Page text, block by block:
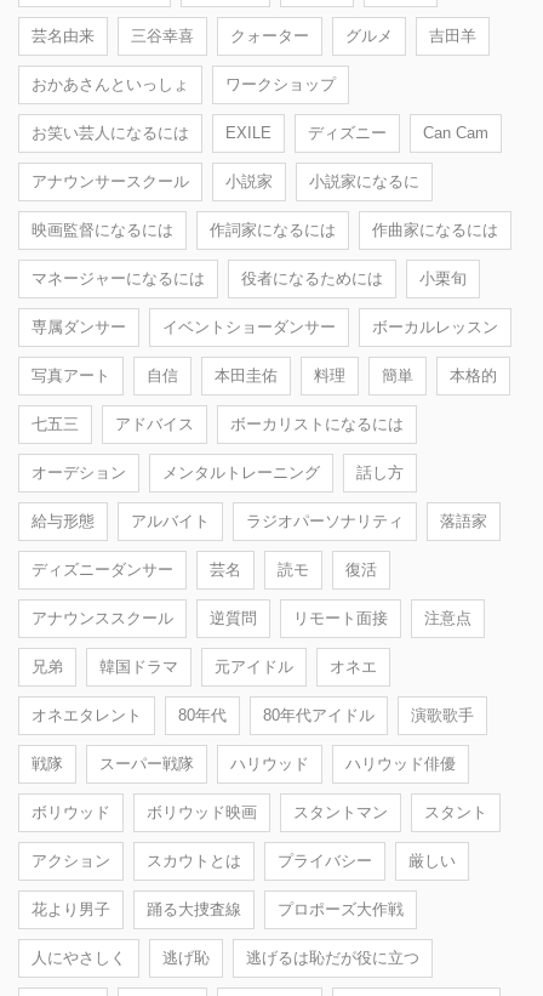
芸名由来 三谷幸喜 クォーター グルメ 吉田羊
おかあさんといっしょ ワークショップ
お笑い芸人になるには EXILE ディズニー Can Cam
アナウンサースクール 小説家 小説家になるに
映画監督になるには 作詞家になるには 作曲家になるには
マネージャーになるには 役者になるためには 小栗旬
専属ダンサー イベントショーダンサー ボーカルレッスン
写真アート 自信 本田圭佑 料理 簡単 本格的
七五三 アドバイス ボーカリストになるには
オーデション メンタルトレーニング 話し方
給与形態 アルバイト ラジオパーソナリティ 落語家
ディズニーダンサー 芸名 読モ 復活
アナウンススクール 逆質問 リモート面接 注意点
兄弟 韓国ドラマ 元アイドル オネエ
オネエタレント 80年代 80年代アイドル 演歌歌手
戦隊 スーパー戦隊 ハリウッド ハリウッド俳優
ボリウッド ボリウッド映画 スタントマン スタント
アクション スカウトとは プライバシー 厳しい
花より男子 踊る大捜査線 プロポーズ大作戦
人にやさしく 逃げ恥 逃げるは恥だが役に立つ